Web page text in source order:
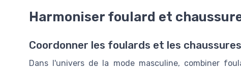
Harmoniser foulard et
Coordonner les foulards et les
Dans l'univers de la mode masculine, combiner